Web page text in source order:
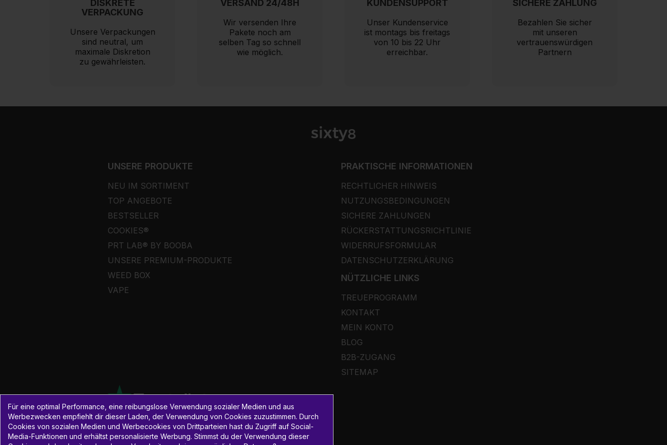
DISKRETE
VERPACKUNG
Unsere Verpackungen
sind neutral, um
maximale Diskretion
zu gewährleisten.
VERSAND 24/48H
Wir versenden Ihre
Pakete noch am
selben Tag so schnell
wie möglich.
KUNDENSUPPORT
Unser Kundenservice
ist montags bis freitags
von 10 bis 22 Uhr
erreichbar.
SICHERE ZAHLUNG
Bezahlen Sie sicher
mit unseren
vertrauenswürdigen
Partnern
UNSERE PRODUKTE
NEU IM SORTIMENT
TOP ANGEBOTE
BESTSELLER
COOKIES®
PRT LAB® BY BOOBA
UNSERE PREMIUM-PRODUKTE
WEED BOX
VAPE
PRAKTISCHE INFORMATIONEN
RECHTLICHER HINWEIS
NUTZUNGSBEDINGUNGEN
SICHERE ZAHLUNGEN
RÜCKERSTATTUNGSRICHTLINIE
WIDERRUFSFORMULAR
DATENSCHUTZERKLÄRUNG
NÜTZLICHE LINKS
TREUEPROGRAMM
KONTAKT
MEIN KONTO
BLOG
B2B-ZUGANG
SITEMAP
Für eine optimal Performance, eine reibungslose Verwendung sozialer Medien und aus
Werbezwecken empfiehlt dir dieser Laden, der Verwendung von Cookies zuzustimmen. Durch
Cookies von sozialen Medien und Werbecookies von Drittparteien hast du Zugriff auf Social-
Media-Funktionen und erhältst personalisierte Werbung. Stimmst du der Verwendung dieser